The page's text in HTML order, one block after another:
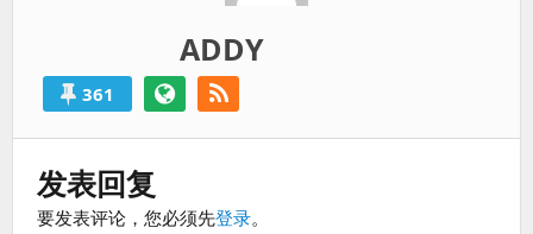
ADDY
361
发表回复
要发表评论，您必须先登录。